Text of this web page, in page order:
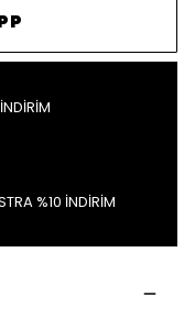
%10 İNDİRİM